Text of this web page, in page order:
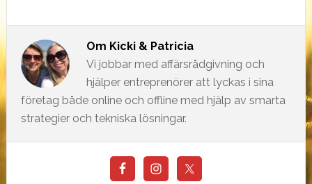
Om Kicki & Patricia
Vi jobbar med affärsrådgivning och
hjälper entreprenörer att lyckas i sina
företag både online och offline med hjälp av smarta
strategier och tekniska lösningar.